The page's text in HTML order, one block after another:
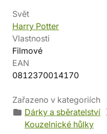
Svět
Harry Potter
Vlastnosti
Filmové
EAN
0812370014170
Zařazeno v kategoriích
Dárky a sběratelství
Kouzelnické hůlky